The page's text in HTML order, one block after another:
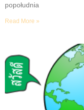
popołudnia
Read More »